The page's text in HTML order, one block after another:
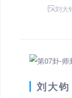
刘大
刘大